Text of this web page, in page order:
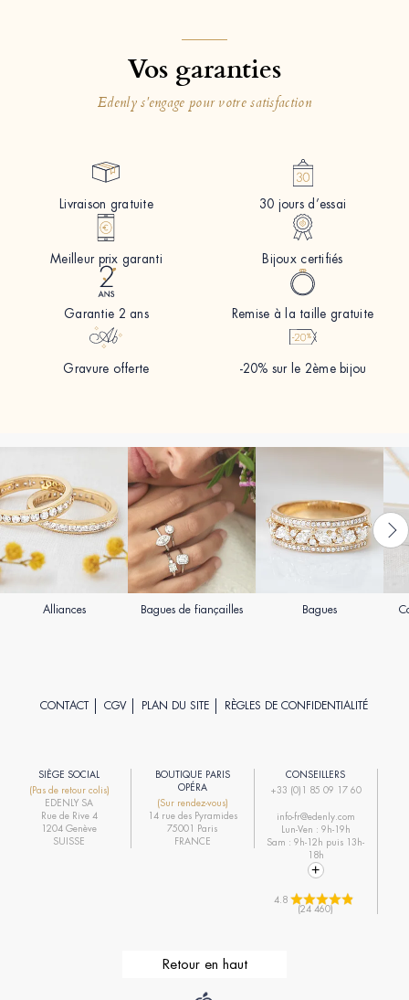
Vos garanties
Edenly s'engage pour votre satisfaction
Livraison gratuite 30 jours d’essai
Meilleur prix garanti Bijoux certifiés
Garantie 2 ans Remise à la taille gratuite
Gravure offerte -20% sur le 2ème bijou
Alliances Bagues de fiançailles Bagues
CONTACT CGV PLAN DU SITE RÈGLES DE CONFIDENTIALITÉ
SIÈGE SOCIAL
(Pas de retour colis)
EDENLY SA
Rue de Rive 4
1204 Genève
SUISSE
BOUTIQUE PARIS
OPÉRA
(Sur rendez-vous)
14 rue des Pyramides
75001 Paris
FRANCE
CONSEILLERS
+33 (0)1 85 09 17 60
info-fr@edenly.com
Lun-Ven : 9h-19h
Sam : 9h-12h puis 13h-
18h
4.8
(24 460)
Retour en haut